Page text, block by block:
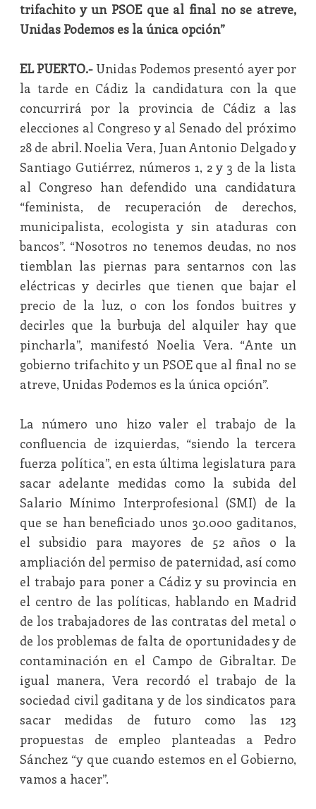
trifachito y un PSOE que al final no se atreve,
Unidas Podemos es la única opción”
EL PUERTO.- Unidas Podemos presentó ayer por
la tarde en Cádiz la candidatura con la que
concurrirá por la provincia de Cádiz a las
elecciones al Congreso y al Senado del próximo
28 de abril. Noelia Vera, Juan Antonio Delgado y
Santiago Gutiérrez, números 1, 2 y 3 de la lista
al Congreso han defendido una candidatura
“feminista, de recuperación de derechos,
municipalista, ecologista y sin ataduras con
bancos”. “Nosotros no tenemos deudas, no nos
tiemblan las piernas para sentarnos con las
eléctricas y decirles que tienen que bajar el
precio de la luz, o con los fondos buitres y
decirles que la burbuja del alquiler hay que
pincharla”, manifestó Noelia Vera. “Ante un
gobierno trifachito y un PSOE que al final no se
atreve, Unidas Podemos es la única opción”.
La número uno hizo valer el trabajo de la
confluencia de izquierdas, “siendo la tercera
fuerza política”, en esta última legislatura para
sacar adelante medidas como la subida del
Salario Mínimo Interprofesional (SMI) de la
que se han beneficiado unos 30.000 gaditanos,
el subsidio para mayores de 52 años o la
ampliación del permiso de paternidad, así como
el trabajo para poner a Cádiz y su provincia en
el centro de las políticas, hablando en Madrid
de los trabajadores de las contratas del metal o
de los problemas de falta de oportunidades y de
contaminación en el Campo de Gibraltar. De
igual manera, Vera recordó el trabajo de la
sociedad civil gaditana y de los sindicatos para
sacar medidas de futuro como las 123
propuestas de empleo planteadas a Pedro
Sánchez “y que cuando estemos en el Gobierno,
vamos a hacer”.